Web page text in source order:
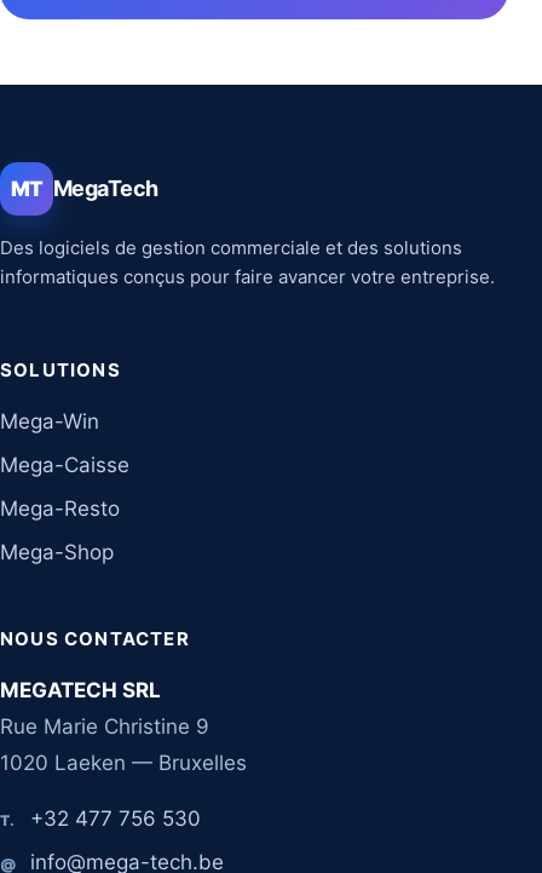
MT MegaTech
Des logiciels de gestion commerciale et des solutions
informatiques conçus pour faire avancer votre entreprise.
SOLUTIONS
Mega-Win
Mega-Caisse
Mega-Resto
Mega-Shop
NOUS CONTACTER
MEGATECH SRL
Rue Marie Christine 9
1020 Laeken — Bruxelles
T. +32 477 756 530
@ info@mega-tech.be